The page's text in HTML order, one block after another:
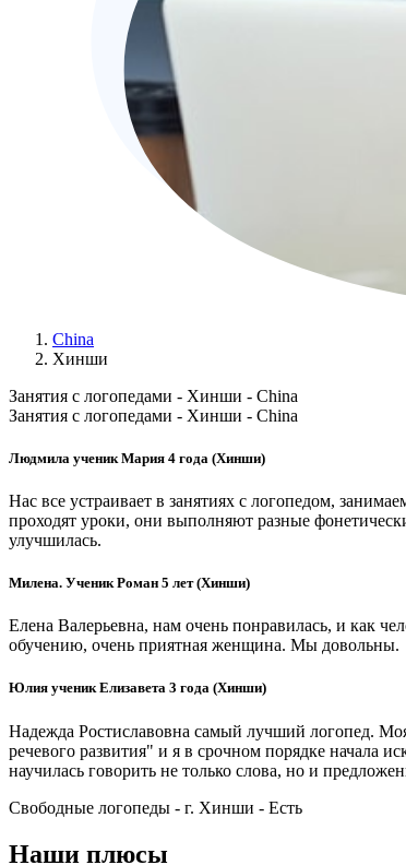
China
Xинши
Занятия с логопедами - Xинши - China
Занятия с логопедами - Xинши - China
Людмила ученик Мария 4 года (Xинши)
Нас все устраивает в занятиях с логопедом,
проходят уроки, они выполняют разные
улучшилась.
Милена. Ученик Роман 5 лет (Xинши)
Елена Валерьевна, нам очень понравилась, и как
обучению, очень приятная женщина. Мы довольны.
Юлия ученик Елизавета 3 года (Xинши)
Надежда Ростиславовна самый лучший логопед.
речевого развития" и я в срочном порядке начала
научилась говорить не только слова, но и
Свободные логопеды - г. Xинши - Есть
Наши плюсы